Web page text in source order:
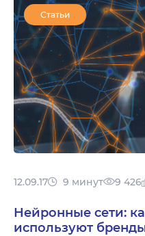
Статьи
12.09.17 9 минут 9 426
Нейронные сети:
используют